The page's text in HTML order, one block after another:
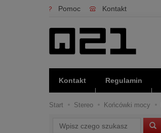
Pomoc Kontakt
Kontakt Regulamin
Start Stereo Końcówki mocy
Wyszukaj